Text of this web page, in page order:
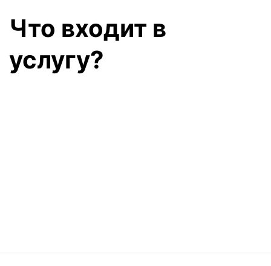
Что входит в
услугу?
Химические вещества